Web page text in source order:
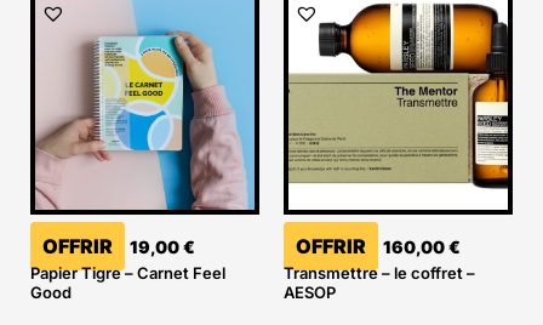
OFFRIR 19,00€
Papier Tigre – Carnet Feel
Good
OFFRIR 160,00€
Transmettre – le coffret –
AESOP